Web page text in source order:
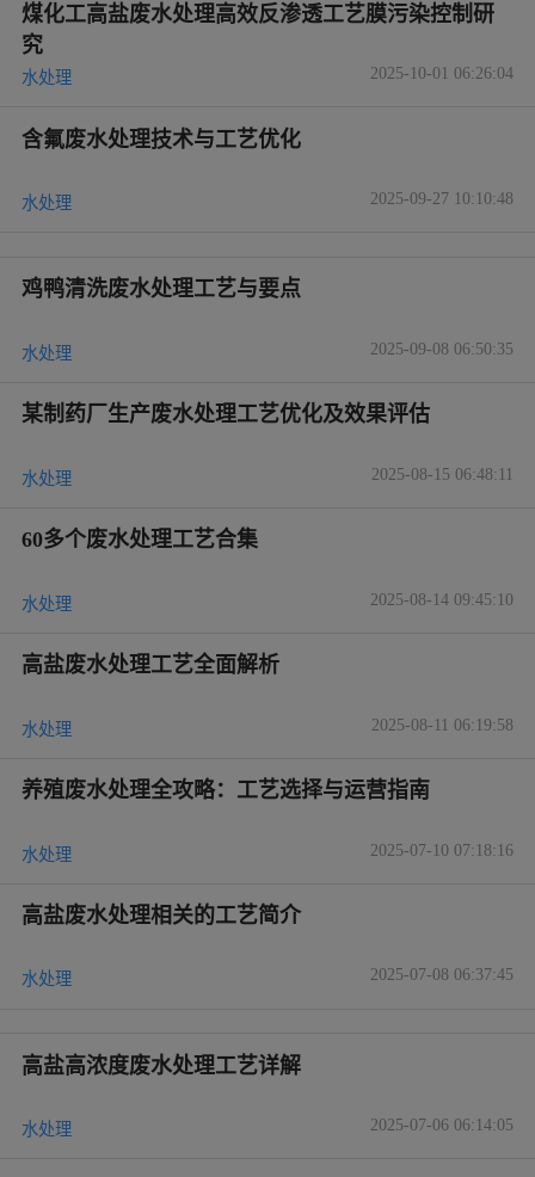
煤化工高盐废水处理高效反渗透工艺膜污染控制研
究
水处理 2025-10-01 06:26:04
含氟废水处理技术与工艺优化
水处理 2025-09-27 10:10:48
鸡鸭清洗废水处理工艺与要点
水处理 2025-09-08 06:50:35
某制药厂生产废水处理工艺优化及效果评估
水处理 2025-08-15 06:48:11
60多个废水处理工艺合集
水处理 2025-08-14 09:45:10
高盐废水处理工艺全面解析
水处理 2025-08-11 06:19:58
养殖废水处理全攻略：工艺选择与运营指南
水处理 2025-07-10 07:18:16
高盐废水处理相关的工艺简介
水处理 2025-07-08 06:37:45
高盐高浓度废水处理工艺详解
水处理 2025-07-06 06:14:05